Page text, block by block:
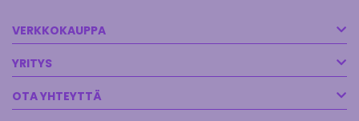
VERKKOKAUPPA
YRITYS
OTA YHTEYTTÄ